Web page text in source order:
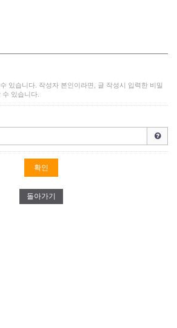
있습니다. 작성자 본인이라면, 글 작성시 입력한 비밀
있습니다.
돌아가기